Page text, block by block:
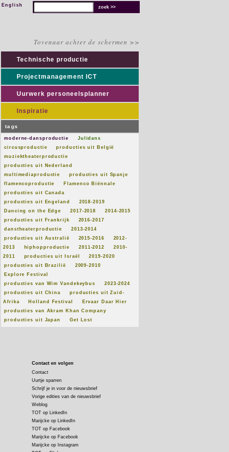
English
Tovenaar achter de schermen >>
Technische productie
Projectmanagement ICT
Uurwerk personeelsplanner
Inspiratie
tags
moderne-dansproductie
Julidans
circusproductie
producties uit België
muziektheaterproductie
producties uit Nederland
multimediaproductie
producties uit Spanje
flamencoproductie
Flamenco Biënnale
producties uit Canada
producties uit Engeland
2018-2019
Dancing on the Edge
2017-2018
2014-2015
producties uit Frankrijk
2016-2017
danstheaterproductie
2013-2014
producties uit Australië
2015-2016
2012-
2013
hiphopproductie 2011-2012
2010-
2011
producties uit Israël
2019-2020
producties uit Brazilië
2009-2010
Explore Festival
producties van Wim Vandekeybus
2023-2024
producties uit China
producties uit Zuid-
Afrika
Holland Festival
Ervaar Daar Hier
producties van Akram Khan Company
producties uit Japan
Get Lost
Contact en volgen
Contact
Uurtje sparren
Schrijf je in voor de nieuwsbrief
Vorige edities van de nieuwsbrief
Weblog
TOT op LinkedIn
Marijcke op LinkedIn
TOT op Facebook
Marijcke op Facebook
Marijcke op Instagram